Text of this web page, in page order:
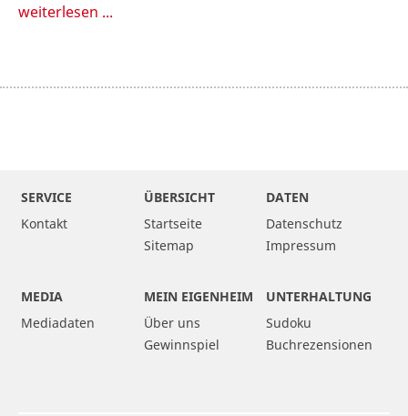
weiterlesen ...
SERVICE
Kontakt
ÜBERSICHT
Startseite
Sitemap
DATEN
Datenschutz
Impressum
MEDIA
Mediadaten
MEIN EIGENHEIM
Über uns
Gewinnspiel
UNTERHALTUNG
Sudoku
Buchrezensionen